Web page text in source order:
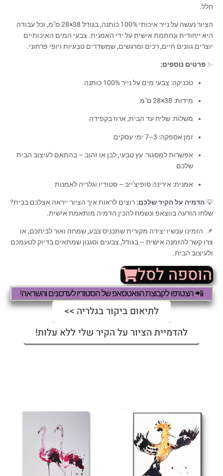
חלל.
הציור נעשה על נייר איכותי 100% כותנה, בגודל 38×28 ס"מ, וכל עבודה
היא ייחודית ונחתמת אישית על ידי האמנית. צבעי המים האיכותיים
יוצרים גוונים חיים, רכים ומרגשים, שמשדרים טבעיות ויופי פרחוני.
✨פרטים נוספים:
טכניקה: צבעי מים על נייר 100% כותנה
מידות: 38×28 ס"מ
משלוח: שליח עד הבית, ארוז בקפידה
זמן אספקה: 3–7 ימי עסקים
אפשרות למסגור: עץ טבעי, לבן או זהוב – בהתאם לעיצוב הבית
שלכם
אמנית: אירינה סופיצ'ייב – סטודיו וגלריה לאמנות
💡הדמיה על הקיר שלכם: רוצים לראות איך הציור ייראה אצלכם בבית?
שלחו הודעה בווצאפ ונשמח להכין הדמיה מותאמת אישית.
📌 הזמינו עכשיו יצירה מקורית שתכניס צבע, שמחה ואור לביתכם, או
צרו קשר להזמנה אישית – בגודל, צבעים וסגנון שמתאים בדיוק לטעמכם
ולעיצוב הבית.
הוספה לסל
📲 הצטרפו לקבוצת הוואטסאפ של הסטודיו לעדכונים והשראה!
לתיאום ביקור בגלריה >>
להדמיית הציור על הקיר שלי ללא עלות!